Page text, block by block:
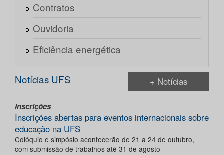
Contratos
Ouvidoria
Eficiência energética
Notícias UFS + Notícias
Inscrições
Inscrições abertas para eventos internacionais sobre
educação na UFS
Colóquio e simpósio acontecerão de 21 a 24 de outubro,
com submissão de trabalhos até 31 de agosto